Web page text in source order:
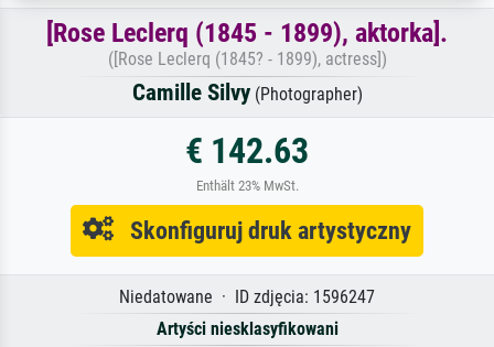
[Rose Leclerq (1845 - 1899), aktorka].
([Rose Leclerq (1845? - 1899), actress])
Camille Silvy(Photographer)
€ 142.63
Enthält 23% MwSt.
Skonfiguruj druk artystyczny
Niedatowane · ID zdjęcia: 1596247
Artyści niesklasyfikowani